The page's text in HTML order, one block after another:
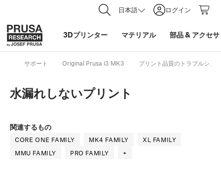
日本語 ログイン
3Dプリンター マテリアル 部品& アクセ
サポート Original Prusa i3 MK3 プリント品質のトラブルシュ
水漏れしないプリント
関連するもの
CORE ONE FAMILY MK4 FAMILY
XL FAMILY
MMU FAMILY
PRO FAMILY +